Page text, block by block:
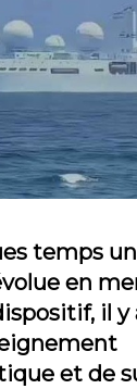
temps
en
il y
et de